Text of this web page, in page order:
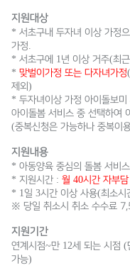
지원대상
* 서초구내 두자녀 이상 가정
가정
* 서초구에 1년 이상 거주(최근
* 맞벌이가정 또는 다자녀가정(
제외)
* 두자녀이상 가정 아이돌보
아이돌봄 서비스 중 선택하여
(중복신청은 가능하나 중복이
지원내용
* 아동양육 중심의 돌봄 서비
* 지원시간 : 월 40시간 자부
* 1일 3시간 이상 사용(최소시
※ 당일 취소시 취소 수수료
지원기간
연계시점~만 12세 되는 시점 (
가능)